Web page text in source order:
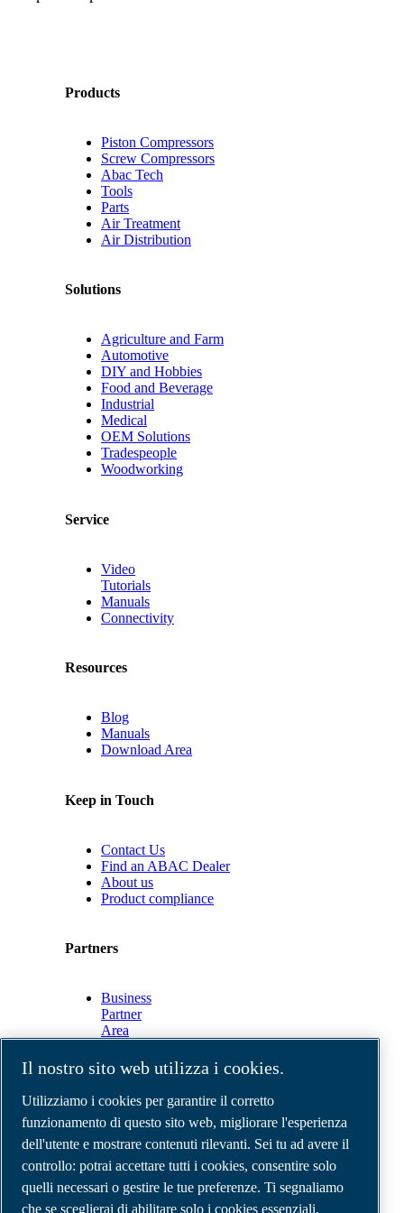
Products
Piston Compressors
Screw Compressors
Abac Tech
Tools
Parts
Air Treatment
Air Distribution
Solutions
Agriculture and Farm
Automotive
DIY and Hobbies
Food and Beverage
Industrial
Medical
OEM Solutions
Tradespeople
Woodworking
Service
Video
Tutorials
Manuals
Connectivity
Resources
Blog
Manuals
Download Area
Keep in Touch
Contact Us
Find an ABAC Dealer
About us
Product compliance
Partners
Business
Partner
Area
Connect
2.0
Business
ABAC
Media
Gallery
©2026 Compressori d'aria ABAC
Note legali e privacy
Il nostro sito web utilizza i cookies.
Utilizziamo i cookies per garantire il corretto
funzionamento di questo sito web, migliorare l'esperienza
dell'utente e mostrare contenuti rilevanti. Sei tu ad avere il
controllo: potrai accettare tutti i cookies, consentire solo
quelli necessari o gestire le tue preferenze. Ti segnaliamo
che se sceglierai di abilitare solo i cookies essenziali,